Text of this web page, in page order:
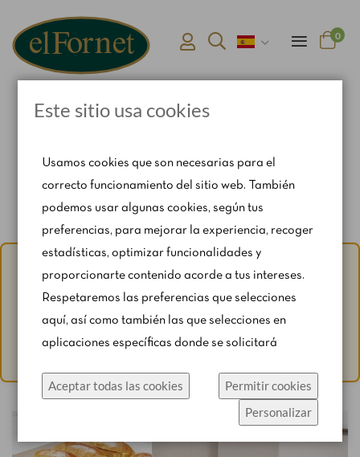
0
Aviso de verano:
Del 1 al 31 de agosto, con motivo del
periodo vacacional, se restringen ligeramente los horarios
Para cualquier consulta, escríbenos a
Este sitio usa cookies
Usamos cookies que son necesarias para el
correcto funcionamiento del sitio web. También
podemos usar algunas cookies, según tus
preferencias, para mejorar la experiencia, recoger
estadísticas, optimizar funcionalidades y
proporcionarte contenido acorde a tus intereses.
Respetaremos las preferencias que selecciones
aquí, así como también las que selecciones en
aplicaciones específicas donde se solicitará
Haz click en Permitir cookies para aceptar las
cookies e ir directamente al sitio web o haz click en
Configuración de cookies para ver los detalles de
Aceptar todas las cookies
Permitir cookies
Personalizar